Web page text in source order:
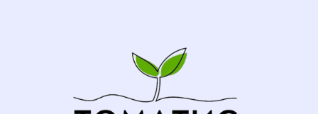
детей, поэтому ассортимент
формируется с учётом реальных
потребностей семьи, а не по
каталогам.